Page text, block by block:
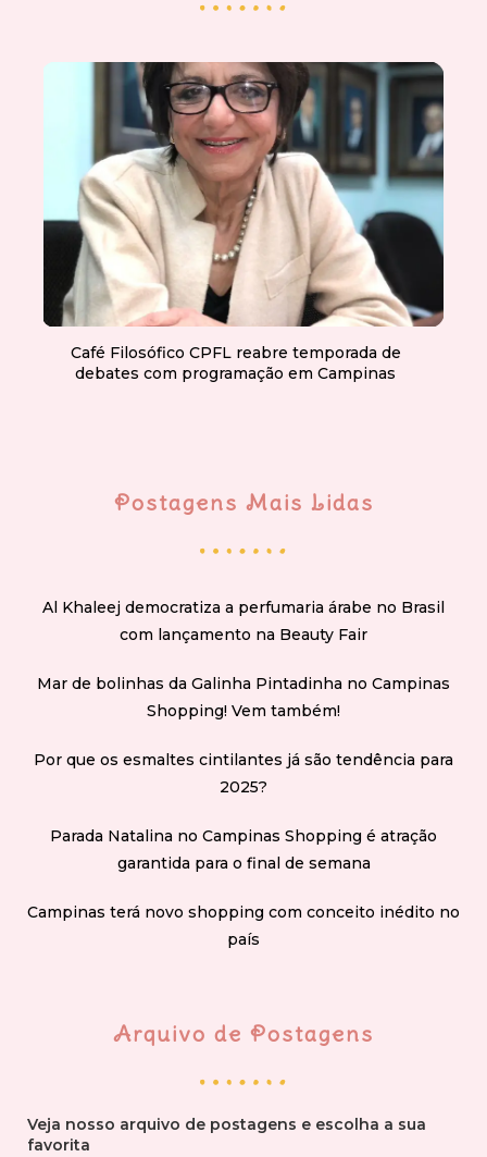
Café Filosófico CPFL reabre temporada de
debates com programação em Campinas
Postagens Mais Lidas
Al Khaleej democratiza a perfumaria árabe no Brasil
com lançamento na Beauty Fair
Mar de bolinhas da Galinha Pintadinha no Campinas
Shopping! Vem também!
Por que os esmaltes cintilantes já são tendência para
2025?
Parada Natalina no Campinas Shopping é atração
garantida para o final de semana
Campinas terá novo shopping com conceito inédito no
país
Arquivo de Postagens
Veja nosso arquivo de postagens e escolha a sua
favorita